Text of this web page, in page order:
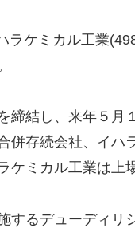
ラケミカル工業
締結し、来年５
併存続会社、イ
ケミカル工業は上
するデューディ